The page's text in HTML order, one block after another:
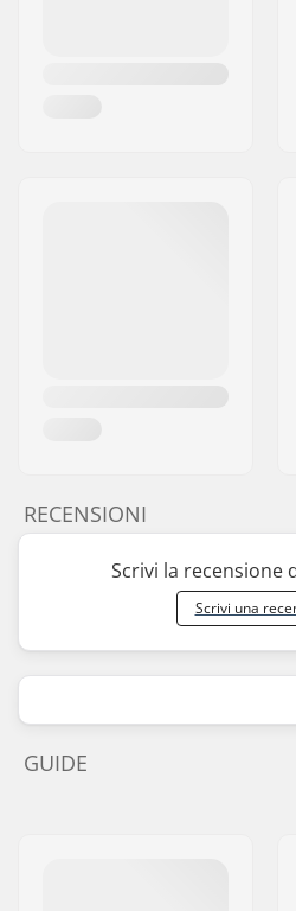
RECENSIONI
Scrivi la recensione
Scrivi una
GUIDE